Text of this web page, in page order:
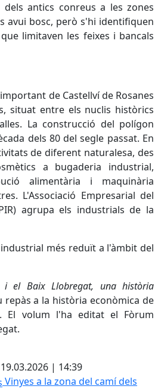
dels antics conreus a les zones
avui bosc, però s'hi identifiquen
limitaven les feixes i bancals
de Castellví de Rosanes
situat entre els nuclis històrics
La construcció del polígon
dels 80 del segle passat. En
de diferent naturalesa, des
a bugaderia industrial,
alimentària i maquinària
L'Associació Empresarial del
agrupa els industrials de la
més reduït a l'àmbit del
i el Baix Llobregat, una història
a la història econòmica de
El volum l'ha editat el Fòrum
| 14:39
Vinyes a la zona del camí dels